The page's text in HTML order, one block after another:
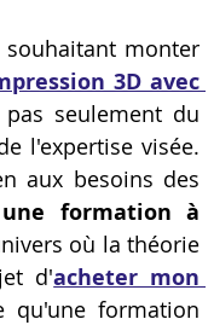
3D CPF CREALITY,
Secrétaire en Ligne
monter
3D avec
seulement du
l'expertise visée.
aux besoins des
formation à
où la théorie
d'acheter mon
qu'une formation